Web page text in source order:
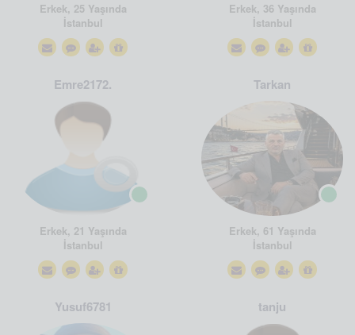
Erkek, 25 Yaşında
İstanbul
Erkek, 36 Yaşında
İstanbul
Emre2172.
Erkek, 21 Yaşında
İstanbul
Tarkan
Erkek, 61 Yaşında
İstanbul
Yusuf6781 tanju